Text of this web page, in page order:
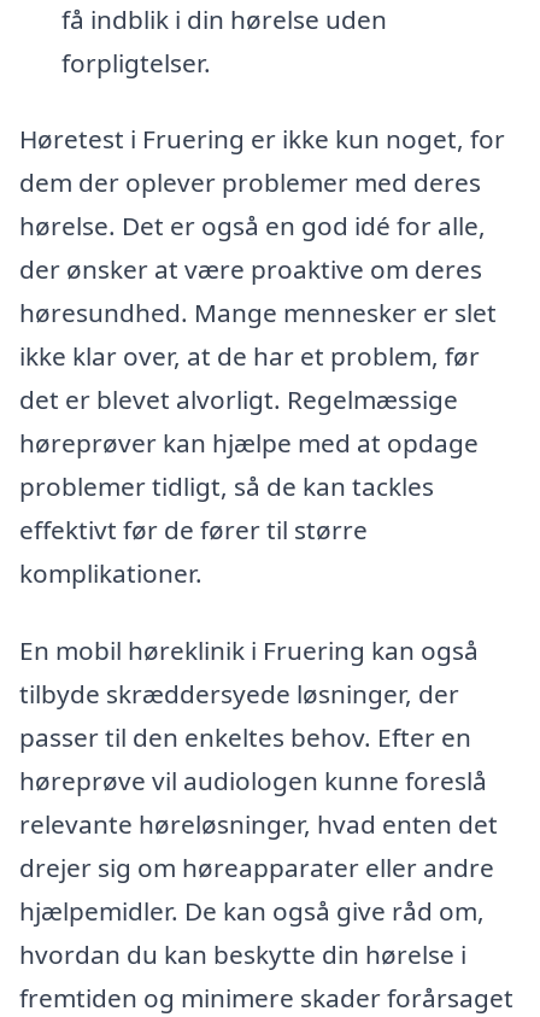
få indblik i din hørelse uden
forpligtelser.
Høretest i Fruering er ikke kun noget, for
dem der oplever problemer med deres
hørelse. Det er også en god idé for alle,
der ønsker at være proaktive om deres
høresundhed. Mange mennesker er slet
ikke klar over, at de har et problem, før
det er blevet alvorligt. Regelmæssige
høreprøver kan hjælpe med at opdage
problemer tidligt, så de kan tackles
effektivt før de fører til større
komplikationer.
En mobil høreklinik i Fruering kan også
tilbyde skræddersyede løsninger, der
passer til den enkeltes behov. Efter en
høreprøve vil audiologen kunne foreslå
relevante høreløsninger, hvad enten det
drejer sig om høreapparater eller andre
hjælpemidler. De kan også give råd om,
hvordan du kan beskytte din hørelse i
fremtiden og minimere skader forårsaget